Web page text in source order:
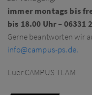
immer montags bis
bis 18.00 Uhr – 06331
Gerne beantworten wir
info@campus-ps.de.
Euer CAMPUS TEAM